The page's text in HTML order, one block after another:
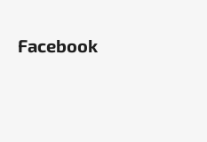
Facebook